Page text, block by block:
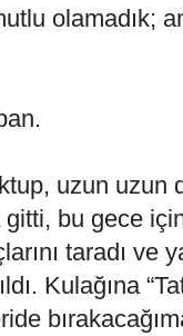
olamadık;
uzun uzun
bu gece
taradı ve
Kulağına